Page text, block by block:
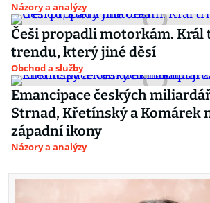
Názory a analýzy
Češi propadli motorkám. Král
trendu, který jiné děsí
Obchod a služby
Emancipace českých
Strnad, Křetínský a Komárek
západní ikony
Názory a analýzy